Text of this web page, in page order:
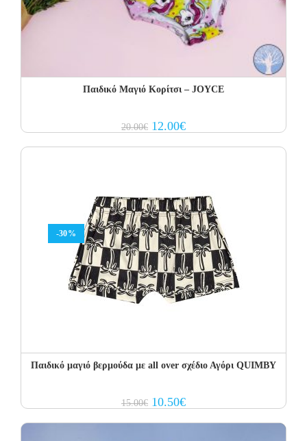
Παιδικό Μαγιό Κορίτσι – JOYCE
20.00€ Original
price
12.00€Current
price
-30%
Παιδικό μαγιό βερμούδα με all over σχέδιο Αγόρι QUIMBY
15.00€ Original
price
10.50€Current
price